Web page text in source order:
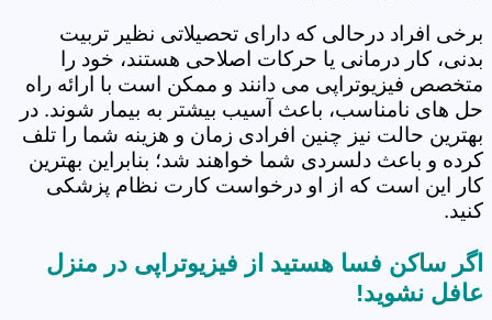
برخی افراد درحالی که دارای تحصیلاتی نظیر تربیت
بدنی، کار درمانی یا حرکات اصلاحی هستند، خود را
متخصص فیزیوتراپی می دانند و ممکن است با ارائه راه
حل های نامناسب، باعث آسیب بیشتر به بیمار شوند. در
بهترین حالت نیز چنین افرادی زمان و هزینه شما را تلف
کرده و باعث دلسردی شما خواهند شد؛ بنابراین بهترین
کار این است که از او درخواست کارت نظام پزشکی
کنید.
اگر ساکن فسا هستید از فیزیوتراپی در منزل
عافل نشوید!